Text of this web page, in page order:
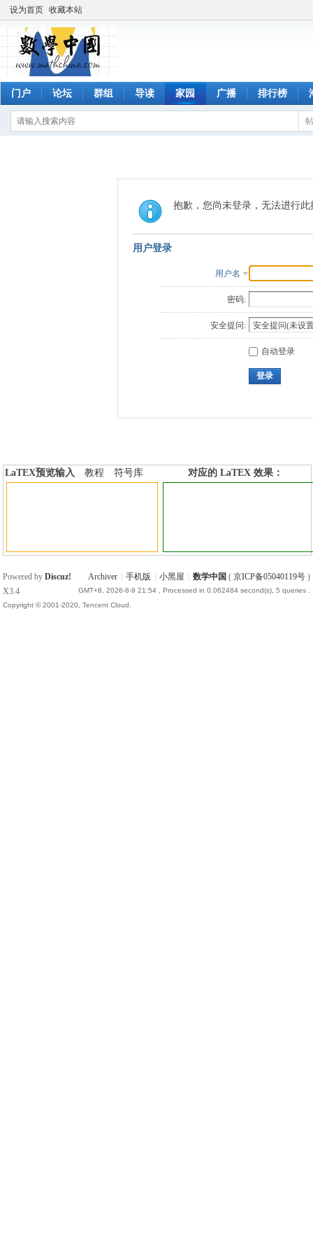
设为首页 收藏本站
门户 论坛 群组 导读 家园 广播 排行榜
抱歉，您尚未登录，无法进行此
用户登录
用户名
密码:
安全提问:
自动登录
登录
LaTEX预览输入 教程
符号库
对应的 LaTEX 效果：
Archiver 手机版 小黑屋 数学中国 ( 京ICP备05040119号)
GMT+8, 2026-8-9 21:54, Processed in 0.062484 second(s), 5 queries .
Powered byDiscuz!
X3.4
Copyright © 2001-2020, Tencent Cloud.